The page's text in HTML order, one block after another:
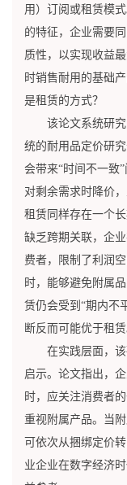
用）订阅或租赁模
的特征，企业需要
质性，以实现收益
时销售耐用的基础
是租赁的方式？
该论文系统研
统的耐用品定价研
会带来“时间不一致
对剩余需求时降价
租赁同样存在一个
缺乏跨期关联，企
费者，限制了利润
时，能够避免附属
赁仍会受到“期内不
断反而可能优于租赁
在实践层面，
启示。论文指出，
时，应关注消费者
重视附属产品。当
可依次从捆绑定价
业企业在数字经济